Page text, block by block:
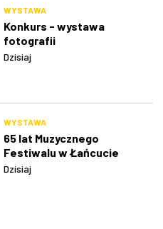
WYSTAWA
Konkurs - wystawa
fotografii
Dzisiaj
WYSTAWA
65 lat Muzycznego
Festiwalu w Łańcucie
Dzisiaj